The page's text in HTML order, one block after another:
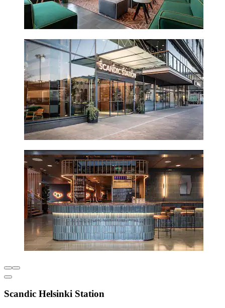
Scandic Helsinki Station